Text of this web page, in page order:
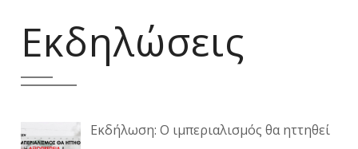
Εκδηλώσεις
Εκδήλωση: Ο ιμπεριαλισμός θα ηττηθεί